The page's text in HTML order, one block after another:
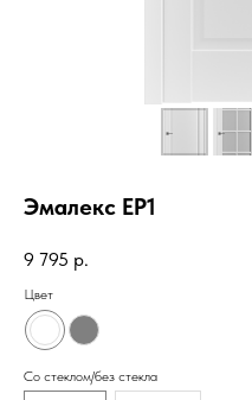
Эмалекс ЕР1
9 795 р.
Цвет
Со стеклом/без стекла